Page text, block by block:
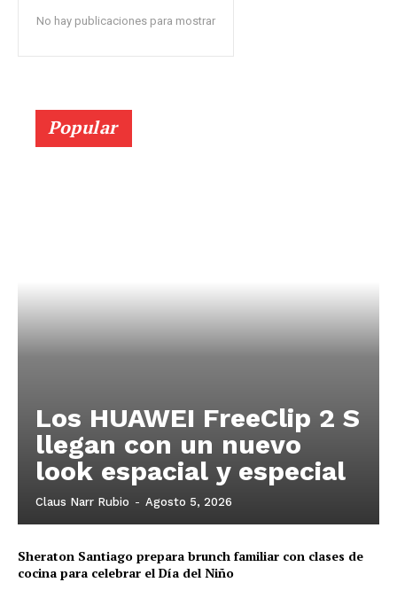
No hay publicaciones para mostrar
Popular
Los HUAWEI FreeClip 2 S
llegan con un nuevo
look espacial y especial
Claus Narr Rubio - Agosto 5, 2026
Sheraton Santiago prepara brunch familiar con clases de
cocina para celebrar el Día del Niño